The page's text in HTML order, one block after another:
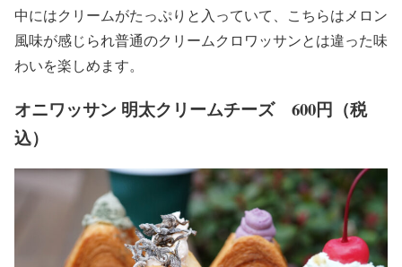
中にはクリームがたっぷりと入っていて、こちらはメロン
風味が感じられ普通のクリームクロワッサンとは違った味
わいを楽しめます。
オニワッサン 明太クリームチーズ 600円（税
込）